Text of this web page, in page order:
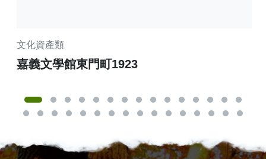
文化資產類
嘉義文學館東門町1923